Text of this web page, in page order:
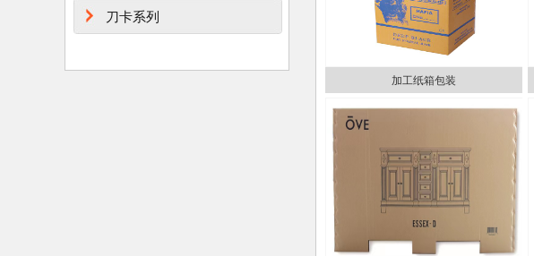
刀卡系列
加工纸箱包装